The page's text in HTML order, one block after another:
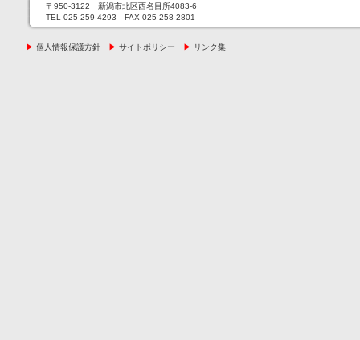
〒950-3122 新潟市北区西名目所4083-6
TEL 025-259-4293 FAX 025-258-2801
▶ 個人情報保護方針 ▶ サイトポリシー ▶ リンク集